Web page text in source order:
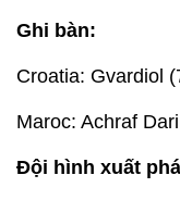
Ghi bàn:
Croatia: Gvardiol
Maroc: Achraf
Đội hình xuất